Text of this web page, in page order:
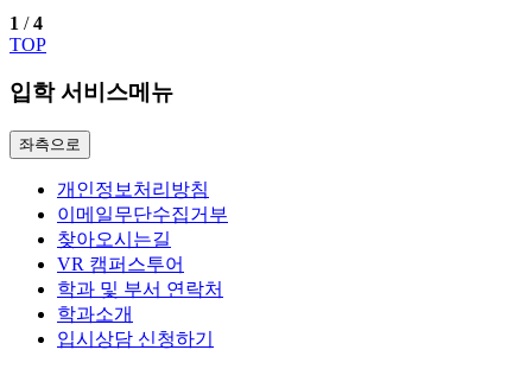
1 /4
TOP
입학 서비스메뉴
좌측으로
개인정보처리방침
이메일무단수집거부
찾아오시는길
VR 캠퍼스투어
학과 및 부서 연락처
학과소개
입시상담 신청하기